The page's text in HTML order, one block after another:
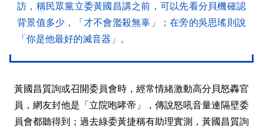
訪，稱民眾黨立委黃國昌講之前，可以先看分貝機確認
背景值多少，「才不會濫殺無辜」；在旁的吳思瑤則說
「你是他最好的滅音器」。
黃國昌質詢或召開委員會時，經常情緒激動高分貝怒轟官
員，網友封他是「立院咆哮帝」，傳說怒吼音量連隔壁委
員會都聽得到；過去綠委黃捷稱有助理實測，黃國昌質詢